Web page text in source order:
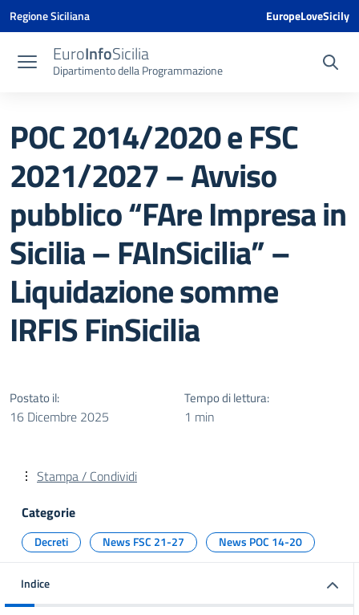
Vai ai contenuti
Vai al menu di navigazione
Vai al footer
Vai al banner delle Cookie Policy
Regione Siciliana EuropeLoveSicily
EuroInfoSicilia
Dipartimento della Programmazione
POC 2014/2020 e FSC
2021/2027 – Avviso
pubblico “FAre Impresa in
Sicilia – FAInSicilia” –
Liquidazione somme
IRFIS FinSicilia
Postato il:
16 Dicembre 2025
Tempo di lettura:
1 min
Stampa / Condividi
Categorie
Decreti News FSC 21-27 News POC 14-20
Indice